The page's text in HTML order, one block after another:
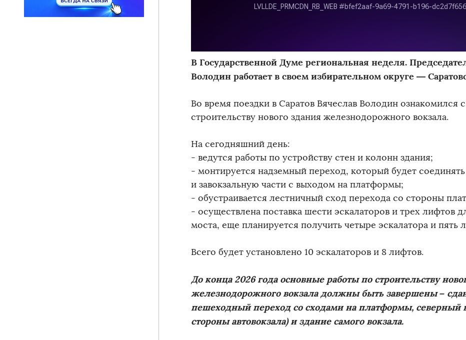
В Государственной Думе региональная неделя.
Володин работает в своем избирательном округе —
Во время поездки в Саратов Вячеслав Володин ознакомился
строительству нового здания железнодорожного вокзала.
На сегодняшний день:
- ведутся работы по устройству стен и колонн здания;
- монтируется надземный переход, который будет
и завокзальную части с выходом на платформы;
- обустраивается лестничный сход перехода со стороны
- осуществлена поставка шести эскалаторов и трех лифтов
моста, еще планируется получить четыре эскалатора и пять
Всего будет установлено 10 эскалаторов и 8 лифтов.
До конца 2026 года основные работы по строительству
железнодорожного вокзала должны быть завершены –
пешеходный переход со сходами на платформы, северный
стороны автовокзала) и здание самого вокзала.